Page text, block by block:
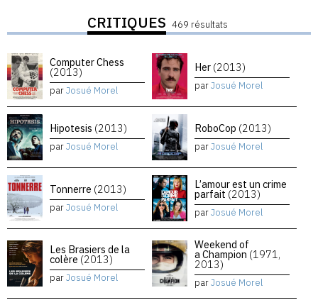
CRITIQUES 469 résultats
Computer Chess
(2013)
parJosué Morel
Her (2013)
parJosué Morel
Hipotesis (2013)
parJosué Morel
RoboCop (2013)
parJosué Morel
Tonnerre (2013)
parJosué Morel
L’amour est un crime
parfait (2013)
parJosué Morel
Les Brasiers de la
colère (2013)
parJosué Morel
Weekend of
a Champion (1971,
2013)
parJosué Morel